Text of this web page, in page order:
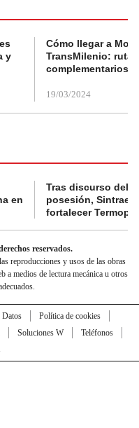
y
Cómo llegar a
TransMilenio:
complementarios
19/03/2024
en
Tras discurso del
posesión,
fortalecer
reservados.
reproducciones y usos de las obras
a medios de lectura mecánica u otros
Datos
Política de cookies
Soluciones W
Teléfonos